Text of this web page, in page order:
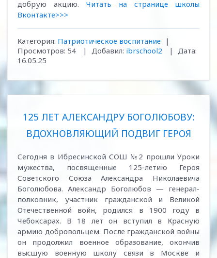
добрую акцию. Читать на странице школы
Вконтакте>>>
Категория: Патриотическое воспитание
|
Просмотров: 54 | Добавил: ibrschool2 |
Дата:
16.05.25
125 ЛЕТ АЛЕКСАНДРУ БОГОЛЮБОВУ:
ВДОХНОВЛЯЮЩИЙ ПОДВИГ ГЕРОЯ
Сегодня в Ибресинской СОШ №2 прошли Уроки
мужества, посвященные 125-летию Героя
Советского Союза Александра Николаевича
Боголюбова. Александр Боголюбов — генерал-
полковник, участник гражданской и Великой
Отечественной войн, родился в 1900 году в
Чебоксарах. В 18 лет он вступил в Красную
армию добровольцем. После гражданской войны
он продолжил военное образование, окончив
высшую военную школу связи в Москве и